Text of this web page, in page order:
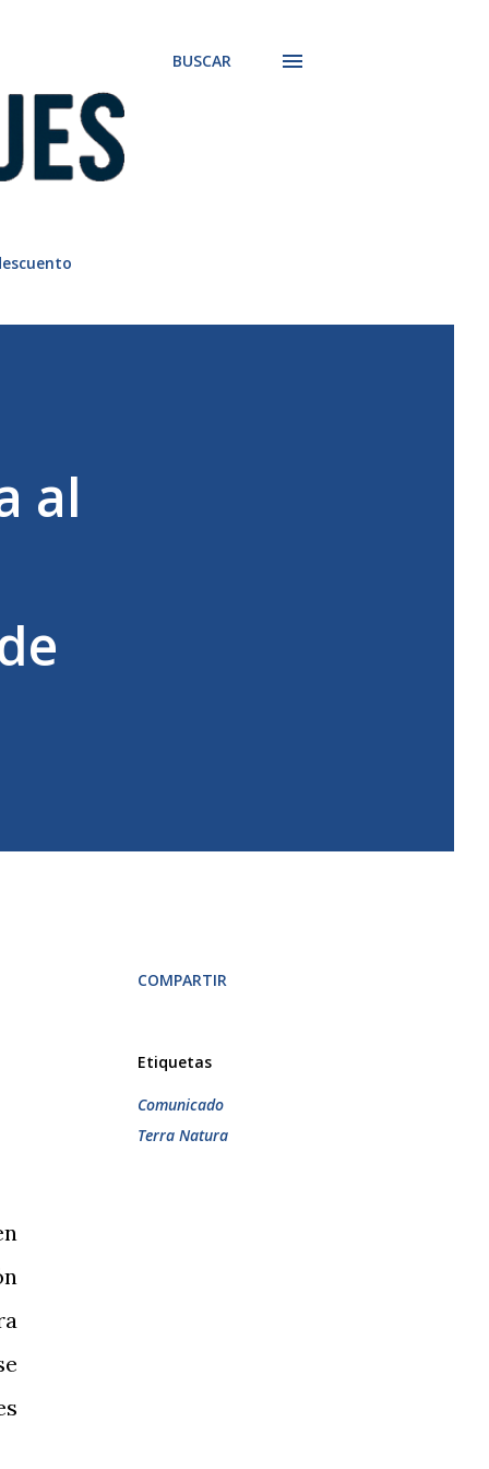
BUSCAR
al
COMPARTIR
Etiquetas
Comunicado
Terra Natura